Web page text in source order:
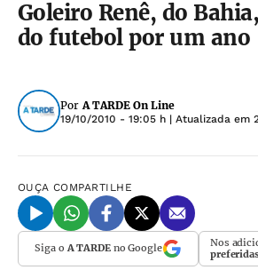
Goleiro Renê, do
do futebol por um ano
Por A TARDE On Line
19/10/2010 - 19:05 h | Atualizada em
OUÇA COMPARTILHE
Siga oA TARDEno Google Nos